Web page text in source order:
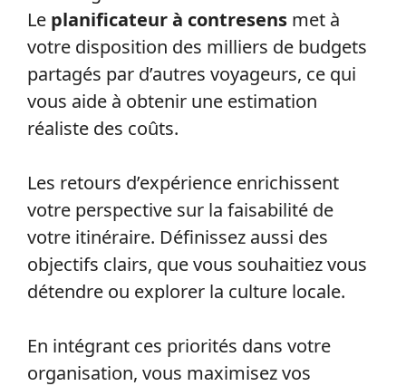
Le planificateur à contresens met à
votre disposition des milliers de budgets
partagés par d’autres voyageurs, ce qui
vous aide à obtenir une estimation
réaliste des coûts.
Les retours d’expérience enrichissent
votre perspective sur la faisabilité de
votre itinéraire. Définissez aussi des
objectifs clairs, que vous souhaitiez vous
détendre ou explorer la culture locale.
En intégrant ces priorités dans votre
organisation, vous maximisez vos